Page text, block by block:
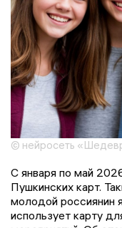
© нейросеть
С января по май
Пушкинских карт.
молодой россиянин
использует карту